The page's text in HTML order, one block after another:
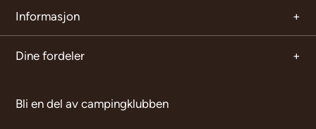
Informasjon
Dine fordeler
Bli en del av campingklubben